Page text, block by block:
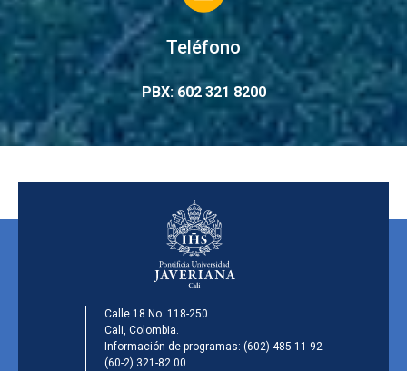
Teléfono
PBX: 602 321 8200
Calle 18 No. 118-250
Cali, Colombia.
Información de programas: (602) 485-11 92
(60-2) 321-82 00